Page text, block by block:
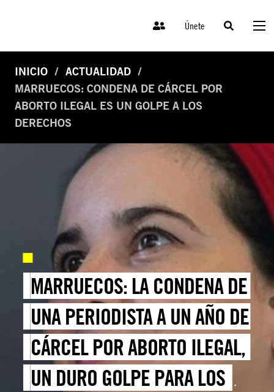
Únete
INICIO
ACTUALIDAD
MARRUECOS: CONDENA DE CÁRCEL POR
ABORTO ILEGAL ES UN GOLPE A LOS
DERECHOS
MARRUECOS: LA CONDENA DE
UNA PERIODISTA A UN AÑO DE
CÁRCEL POR ABORTO ILEGAL,
UN DURO GOLPE PARA LOS